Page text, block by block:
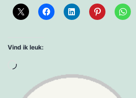
Vind ik leuk:
Aan